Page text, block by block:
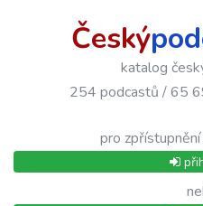
Český
katalog
254 podcastů / 65
pro